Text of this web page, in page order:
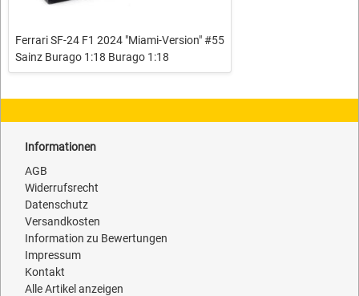
Ferrari SF-24 F1 2024 "Miami-Version" #55
Sainz Burago 1:18 Burago 1:18
Informationen
AGB
Widerrufsrecht
Datenschutz
Versandkosten
Information zu Bewertungen
Impressum
Kontakt
Alle Artikel anzeigen